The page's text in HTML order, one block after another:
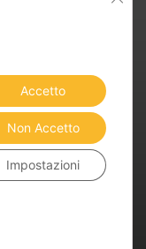
Accetto
Non Accetto
Impostazioni